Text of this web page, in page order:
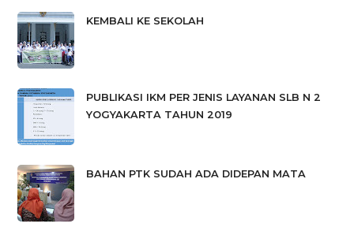
KEMBALI KE SEKOLAH
PUBLIKASI IKM PER JENIS LAYANAN SLB N 2
YOGYAKARTA TAHUN 2019
BAHAN PTK SUDAH ADA DIDEPAN MATA